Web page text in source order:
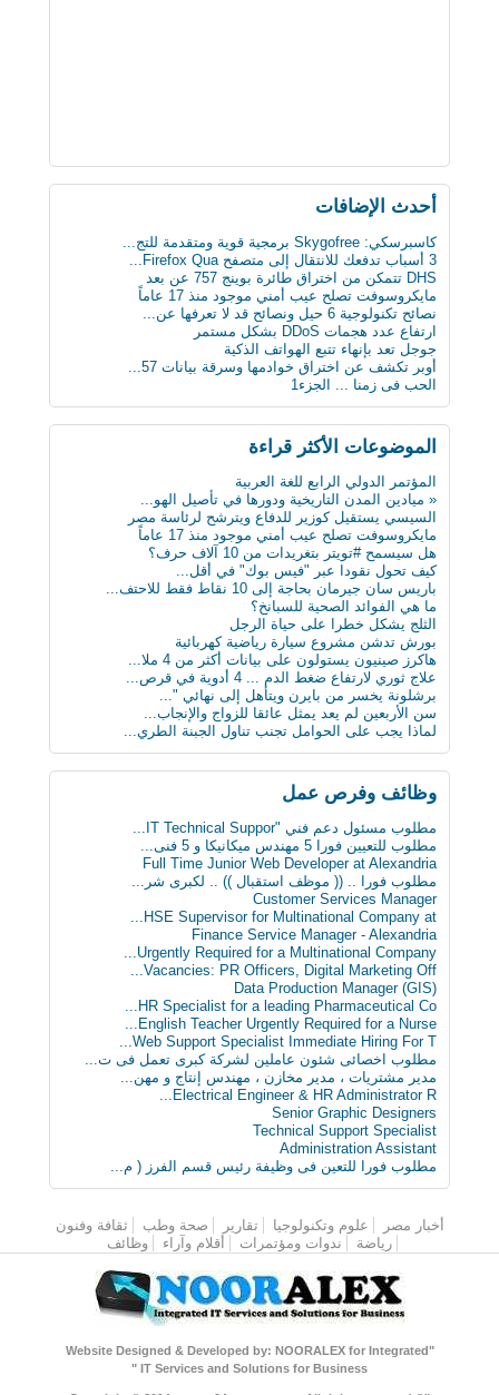
أحدث اﻹضافات
كاسبرسكي: Skygofree برمجية قوية ومتقدمة للتج...
3 أسباب تدفعك للانتقال إلى متصفح Firefox Qua...
DHS تتمكن من اختراق طائرة بوينج 757 عن بعد
مايكروسوفت تصلح عيب أمني موجود منذ 17 عاماً
نصائح تكنولوجية 6 حيل ونصائح قد لا تعرفها عن...
ارتفاع عدد هجمات DDoS بشكل مستمر
جوجل تعد بإنهاء تتبع الهواتف الذكية
أوبر تكشف عن اختراق خوادمها وسرقة بيانات 57...
الحب فى زمنا ... الجزء1
بعد 3 عقود عدد الروبوتات سيفوق تعداد البشر بن...
أول ساعة ذكية للمكفوفين.. تحسس الرسائل على ال...
كيف تعطّل تحديث فيس بوك الذي أزعج الجميع؟
دراسة : كيلو عسل النحل يمنح طاقة تعادل 3 آلاف...
سن الأربعين لم يعد يمثل عائقا للزواج والإنجاب...
ثورة في عالم الطب: حبوب مبتكرة تنقل البيانات...
علماء يابانيون يكشفون الرابط بين قلة النوم وا...
دماغك قد يقتلك بسبب السكر
8 حيل ذكية تجعل حياتك أسهل
« ميادين المدن التاريخية ودورها في تأصيل الهو...
ابتكار طبي يستخدم سائلا غير الدم لقياس مستوى...
دراسة: المأكولات البحرية تطيل العمر
البدناء أكثر سعادة من غيرهم!
الموضوعات اﻷكثر قراءة
المؤتمر الدولي الرابع للغة العربية
« ميادين المدن التاريخية ودورها في تأصيل الهو...
السيسي يستقيل كوزير للدفاع ويترشح لرئاسة مصر
مايكروسوفت تصلح عيب أمني موجود منذ 17 عاماً
هل سيسمح #تويتر بتغريدات من 10 آلاف حرف؟
كيف تحول نقودا عبر "فيس بوك" في أقل...
باريس سان جيرمان بحاجة إلى 10 نقاط فقط للاحتف...
ما هي الفوائد الصحية للسبانخ؟
الثلج يشكل خطرا على حياة الرجل
بورش تدشن مشروع سيارة رياضية كهربائية
هاكرز صينيون يستولون على بيانات أكثر من 4 ملا...
علاج ثوري لارتفاع ضغط الدم ... 4 أدوية في قرص...
برشلونة يخسر من بايرن ويتأهل إلى نهائي "...
سن الأربعين لم يعد يمثل عائقا للزواج والإنجاب...
لماذا يجب على الحوامل تجنب تناول الجبنة الطري...
وظائف وفرص عمل
مطلوب مسئول دعم فني "IT Technical Suppor...
مطلوب للتعيين فورا 5 مهندس ميكانيكا و 5 فنى...
Full Time Junior Web Developer at Alexandria
مطلوب‬ فورا .. (( موظف استقبال )) .. لكبرى شر...
Customer Services Manager
HSE Supervisor for Multinational Company at...
Finance Service Manager - Alexandria
Urgently Required for a Multinational Company...
Vacancies: PR Officers, Digital Marketing Off...
Data Production Manager (GIS)
HR Specialist for a leading Pharmaceutical Co...
English Teacher Urgently Required for a Nurse...
Web Support Specialist Immediate Hiring For T...
مطلوب اخصائى شئون عاملين لشركة كبرى تعمل فى ت...
مدير مشتريات ، مدير مخازن ، مهندس إنتاج و مهن...
Electrical Engineer & HR Administrator R...
Senior Graphic Designers
Technical Support Specialist
Administration Assistant
مطلوب فورا للتعين فى وظيفة رئيس قسم الفرز ( م...
القائمة الرئيسية
أخبار مصر علوم وتكنولوجيا تقارير صحة وطب
ثقافة وفنون
رياضة
ندوات ومؤتمرات أقلام وآراء وظائف
"Website Designed & Developed by: NOORALEX for Integrated
IT Services and Solutions for Business "